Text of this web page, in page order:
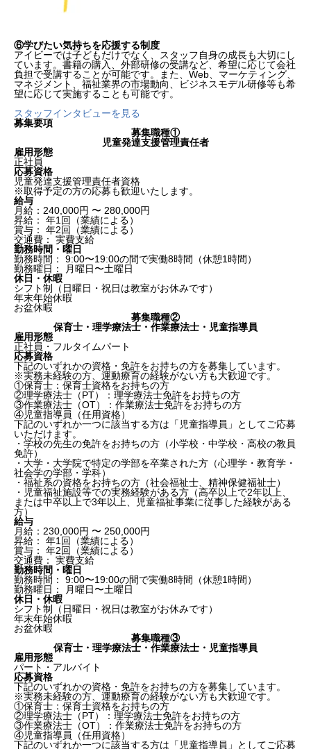
⑥学びたい気持ちを応援する制度
アイビーでは子どもだけでなく、スタッフ自身の成長も大切にし
ています。書籍の購入、外部研修の受講など、希望に応じて会社
負担で受講することが可能です。また、Web、マーケティング、
マネジメント、福祉業界の市場動向、ビジネスモデル研修等も希
望に応じて実施することも可能です。
スタッフインタビューを見る
募集要項
募集職種①
児童発達支援管理責任者
雇用形態
正社員
応募資格
児童発達支援管理責任者資格
※取得予定の方の応募も歓迎いたします。
給与
月給：240,000円 〜 280,000円
昇給： 年1回（業績による）
賞与： 年2回（業績による）
交通費： 実費支給
勤務時間・曜日
勤務時間： 9:00〜19:00の間で実働8時間（休憩1時間）
勤務曜日： 月曜日〜土曜日
休日・休暇
シフト制（日曜日・祝日は教室がお休みです）
年末年始休暇
お盆休暇
募集職種②
保育士・理学療法士・作業療法士・児童指導員
雇用形態
正社員・フルタイムパート
応募資格
下記のいずれかの資格・免許をお持ちの方を募集しています。
※実務未経験の方、運動療育の経験がない方も大歓迎です。
①保育士：保育士資格をお持ちの方
②理学療法士（PT）：理学療法士免許をお持ちの方
③作業療法士（OT）：作業療法士免許をお持ちの方
④児童指導員（任用資格）
下記のいずれか一つに該当する方は「児童指導員」としてご応募
いただけます。
・学校の先生の免許をお持ちの方（小学校・中学校・高校の教員
免許）
・大学・大学院で特定の学部を卒業された方（心理学・教育学・
社会学の学部・学科）
・福祉系の資格をお持ちの方（社会福祉士、精神保健福祉士）
・児童福祉施設等での実務経験がある方（高卒以上で2年以上、
または中卒以上で3年以上、児童福祉事業に従事した経験がある
方）
給与
月給：230,000円 〜 250,000円
昇給： 年1回（業績による）
賞与： 年2回（業績による）
交通費： 実費支給
勤務時間・曜日
勤務時間： 9:00〜19:00の間で実働8時間（休憩1時間）
勤務曜日： 月曜日〜土曜日
休日・休暇
シフト制（日曜日・祝日は教室がお休みです）
年末年始休暇
お盆休暇
募集職種③
保育士・理学療法士・作業療法士・児童指導員
雇用形態
パート・アルバイト
応募資格
下記のいずれかの資格・免許をお持ちの方を募集しています。
※実務未経験の方、運動療育の経験がない方も大歓迎です。
①保育士：保育士資格をお持ちの方
②理学療法士（PT）：理学療法士免許をお持ちの方
③作業療法士（OT）：作業療法士免許をお持ちの方
④児童指導員（任用資格）
下記のいずれか一つに該当する方は「児童指導員」としてご応募